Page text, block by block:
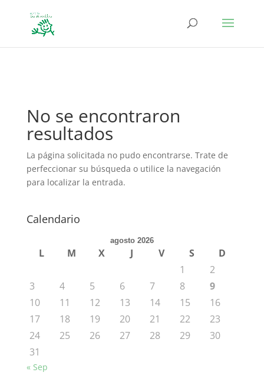
No se encontraron
resultados
La página solicitada no pudo encontrarse. Trate de
perfeccionar su búsqueda o utilice la navegación
para localizar la entrada.
Calendario
agosto 2026
L M X J V S
D
1
2
3
4 5 6 7 8
9
10
11 12 13 14 15
16
17
18 19 20 21 22
23
24
25 26 27 28 29
30
31
« Sep